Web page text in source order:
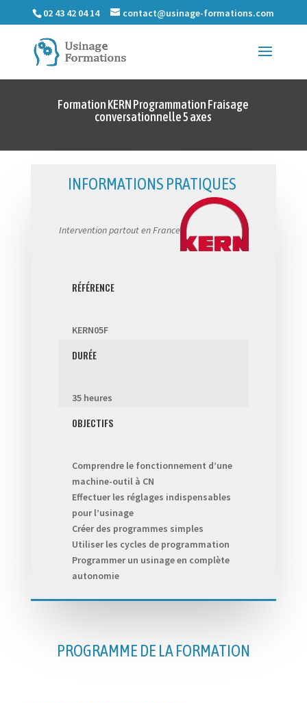
02 43 42 04 14 contact@usinage-formations.com
Formation KERN Programmation Fraisage
conversationnelle 5 axes
INFORMATIONS PRATIQUES
Intervention partout en France
RÉFÉRENCE
KERN05F
DURÉE
35 heures
OBJECTIFS
Comprendre le fonctionnement d’une
machine-outil à CN
Effectuer les réglages indispensables
pour l’usinage
Créer des programmes simples
Utiliser les cycles de programmation
Programmer un usinage en complète
autonomie
PROGRAMME DE LA FORMATION